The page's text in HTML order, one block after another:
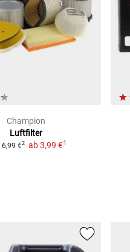
Champion
Luftfilter
6,99 €2 ab3,99 €1